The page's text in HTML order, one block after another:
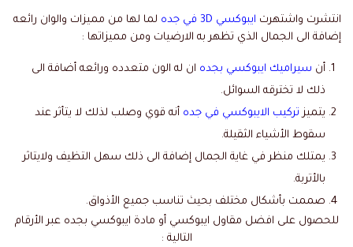
انتشرت واشتهرت ايبوكسي 3D في جده
لما لها من مميزات والوان رائعه
إضافة الى الجمال الذي تظهر به الارضيات ومن مميزاتها :
أن سيراميك ايبوكسي بجده ان له الون متعدده ورائعه أضافة الى
ذلك لا تخترقه السوائل.
يتميز تركيب الايبوكسي في جده أنه قوي وصلب لذلك لا يتأثر عند
سقوط الأشياء الثقيلة.
يمتلك منظر في غاية الجمال إضافة الى ذلك سهل التظيف ولايتاثر
بالأتربة.
صممت بأشكال مختلف بحيث تناسب جميع الأذواق.
للحصول على افضل مقاول ايبوكسي أو مادة ايبوكسي بجده عبر الأرقام
التالية :